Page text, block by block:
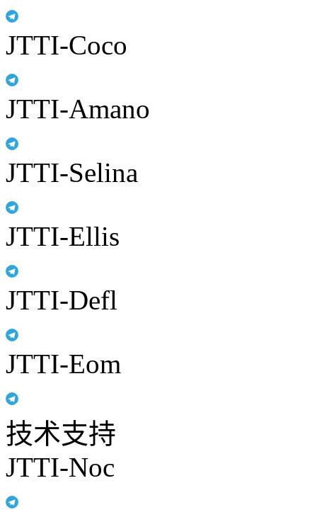
JTTI-Coco
JTTI-Amano
JTTI-Selina
JTTI-Ellis
JTTI-Defl
JTTI-Eom
技术支持
JTTI-Noc